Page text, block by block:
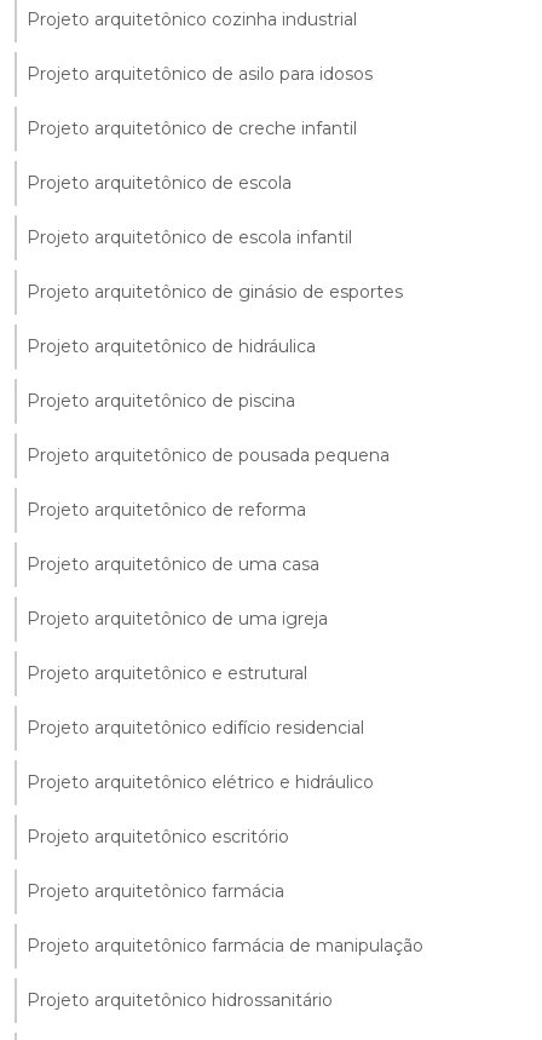
Projeto arquitetônico cozinha industrial
Projeto arquitetônico de asilo para idosos
Projeto arquitetônico de creche infantil
Projeto arquitetônico de escola
Projeto arquitetônico de escola infantil
Projeto arquitetônico de ginásio de esportes
Projeto arquitetônico de hidráulica
Projeto arquitetônico de piscina
Projeto arquitetônico de pousada pequena
Projeto arquitetônico de reforma
Projeto arquitetônico de uma casa
Projeto arquitetônico de uma igreja
Projeto arquitetônico e estrutural
Projeto arquitetônico edifício residencial
Projeto arquitetônico elétrico e hidráulico
Projeto arquitetônico escritório
Projeto arquitetônico farmácia
Projeto arquitetônico farmácia de manipulação
Projeto arquitetônico hidrossanitário